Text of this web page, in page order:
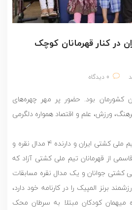
در کنار قهرمانان کوچک
0 دیدگاه
کشورمان بود. حضور پر مهر چهره‌های
ورزش، علم و اقتصاد همواره دلگرمی
غلام‌رضا محمدی سرمربی تیم ملی کشتی ایران و دارنده 4 مدال نقره و
از قهرمانان تیم ملی کشتی آزاد که
کشتی جوانان و یک مدال نقره مسابقات
برنز المپیک را در کارنامه خود دارد،
15 مرداد ماه میهمان کودکان مبتلا به سرطان محک